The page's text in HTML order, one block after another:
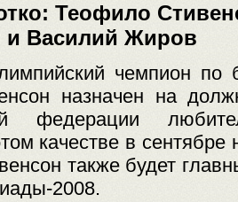
Теофило
и Василий Жиров
чемпион по
назначен на
федерации
качестве в
также будет
2008.